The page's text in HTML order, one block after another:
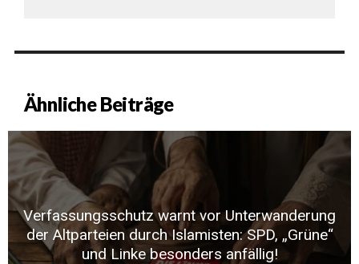
Ähnliche Beiträge
Verfassungsschutz warnt vor Unterwanderung
der Altparteien durch Islamisten: SPD, „Grüne“
und Linke besonders anfällig!